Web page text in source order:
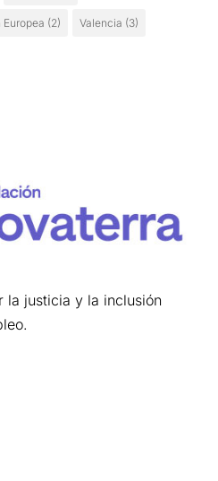
Europea (2) Valencia (3)
la justicia y la inclusión